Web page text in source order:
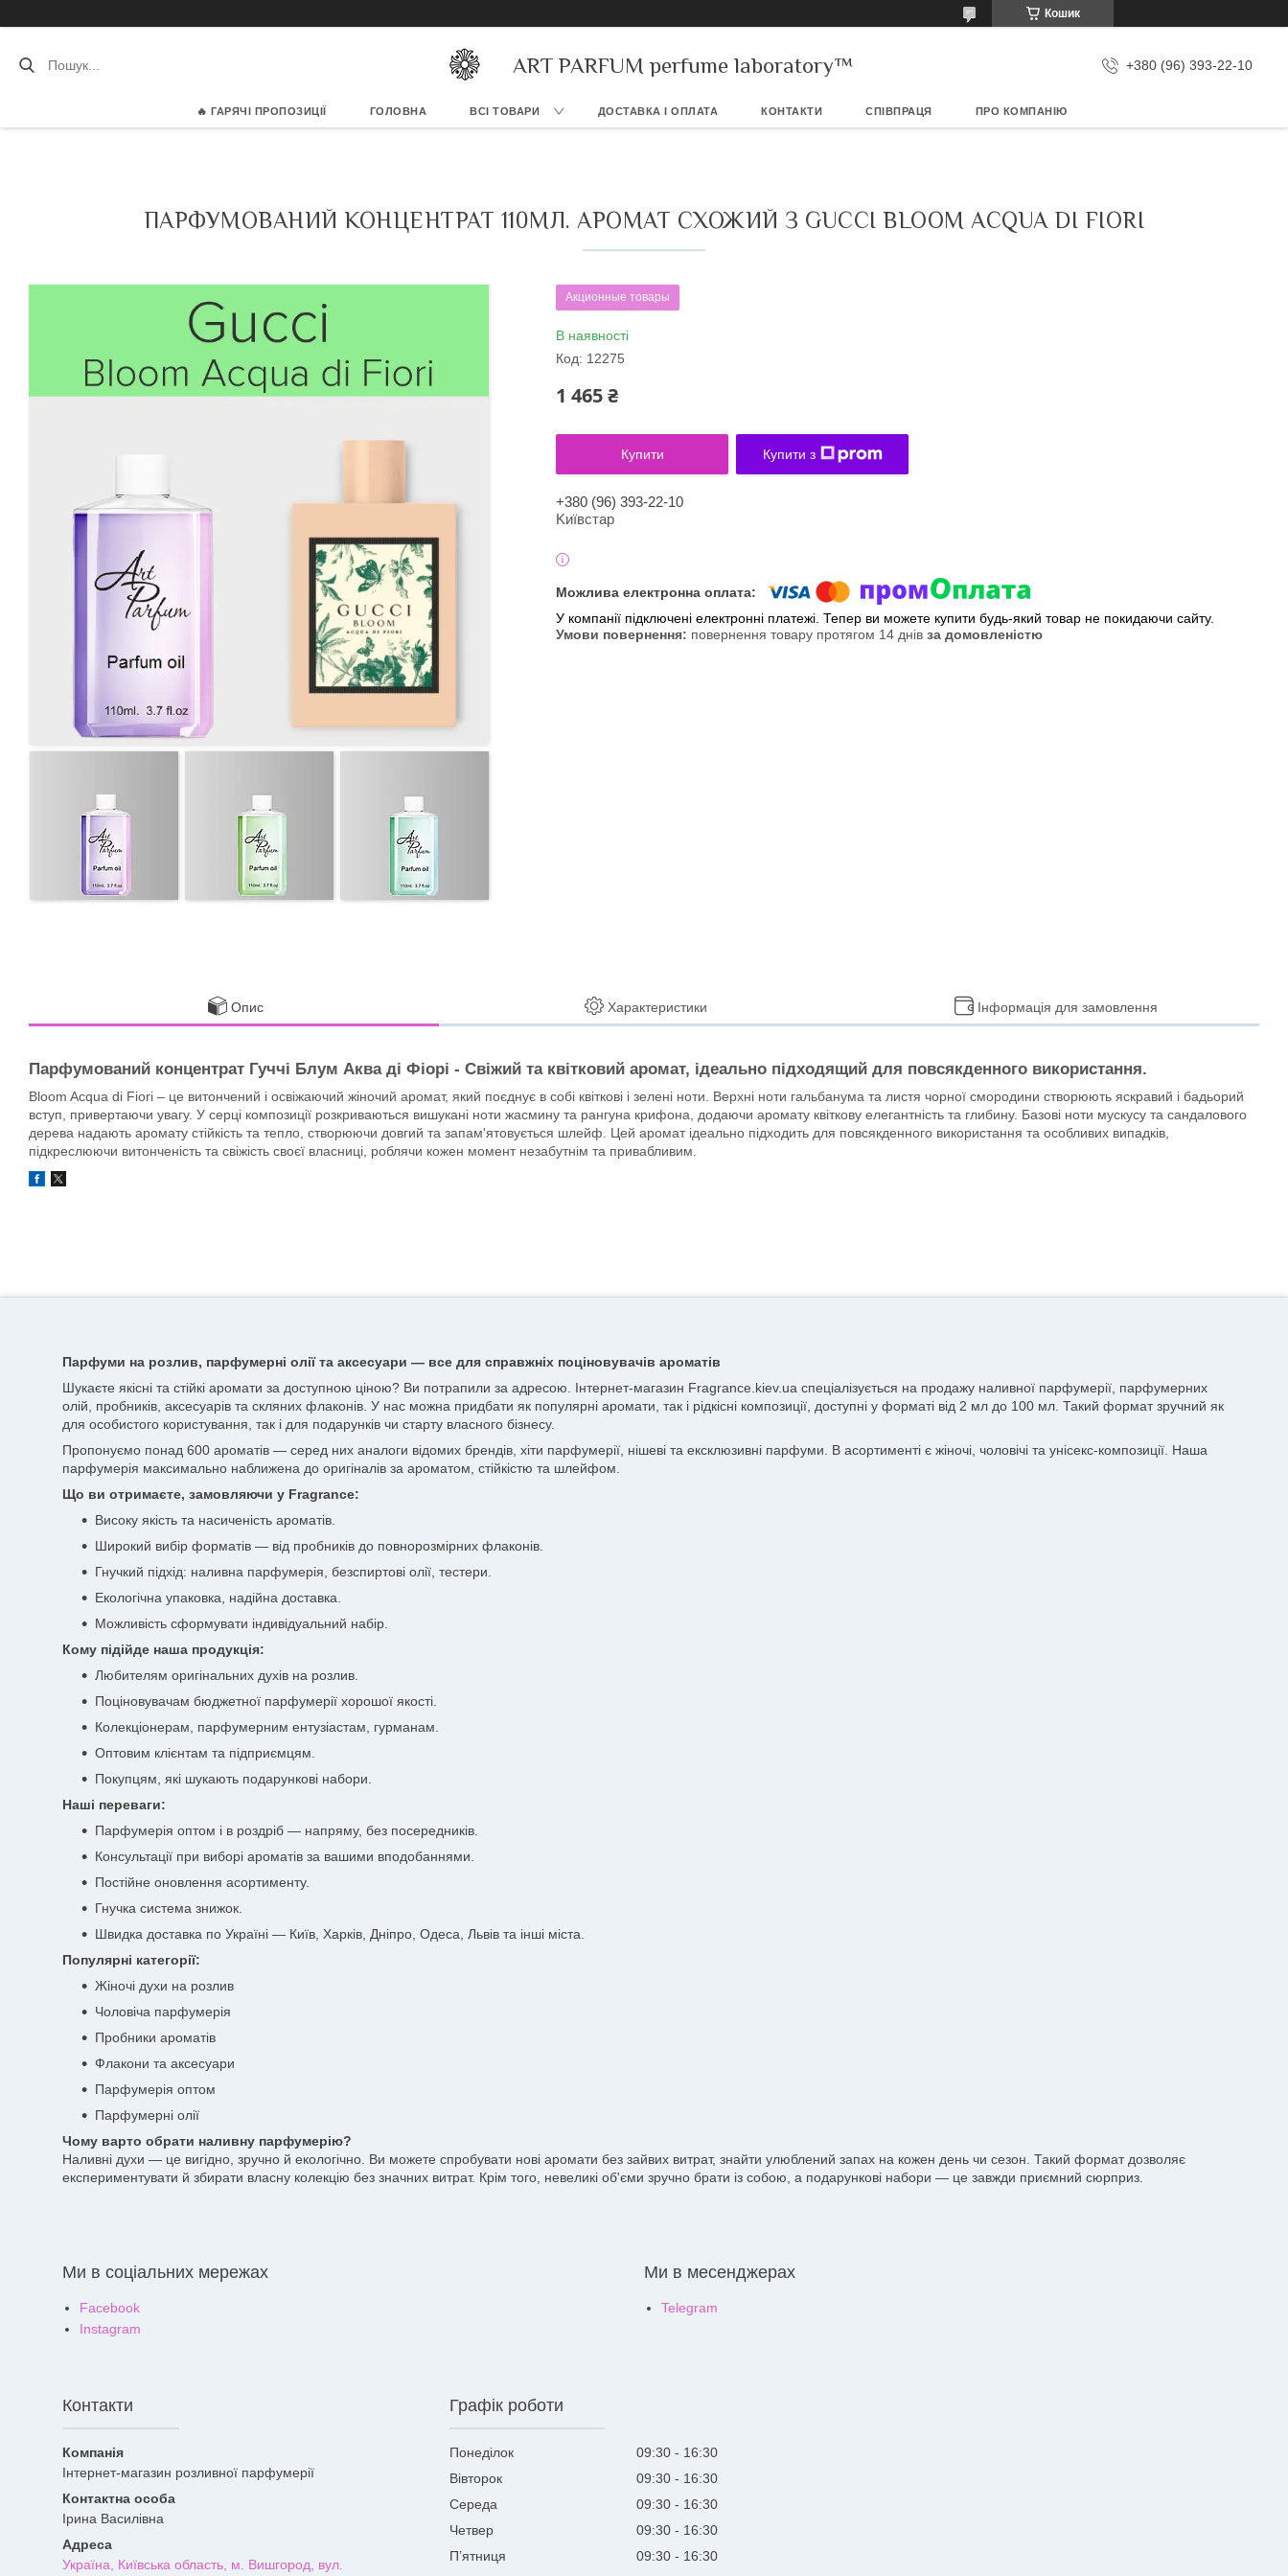
Кошик
ART PARFUM perfume laboratory™ +380 (96) 393-22-10
🔥 ГАРЯЧІ ПРОПОЗИЦІЇ ГОЛОВНА ВСІ ТОВАРИ ДОСТАВКА І ОПЛАТА КОНТАКТИ СПІВПРАЦЯ ПРО КОМПАНІЮ
ПАРФУМОВАНИЙ КОНЦЕНТРАТ 110МЛ. АРОМАТ СХОЖИЙ З GUCCI BLOOM ACQUA DI FIORI
Акционные товары
В наявності
Код: 12275
1 465 ₴
Купити Купити з
+380 (96) 393-22-10
Kиївcтaр
У компанії підключені електронні платежі. Тепер ви можете купити будь-який товар не покидаючи сайту.
повернення товару протягом 14 днів за домовленістю
Опис Характеристики Інформація для замовлення
Парфумований концентрат Гуччі Блум Аква ді Фіорі - Свіжий та квітковий аромат, ідеально підходящий для повсякденного використання.
Bloom Acqua di Fiori – це витончений і освіжаючий жіночий аромат, який поєднує в собі квіткові і зелені ноти. Верхні ноти гальбанума та листя чорної смородини створюють яскравий і бадьорий
вступ, привертаючи увагу. У серці композиції розкриваються вишукані ноти жасмину та рангуна крифона, додаючи аромату квіткову елегантність та глибину. Базові ноти мускусу та сандалового
дерева надають аромату стійкість та тепло, створюючи довгий та запам'ятовується шлейф. Цей аромат ідеально підходить для повсякденного використання та особливих випадків,
підкреслюючи витонченість та свіжість своєї власниці, роблячи кожен момент незабутнім та привабливим.
Парфуми на розлив, парфумерні олії та аксесуари — все для справжніх поціновувачів ароматів
Шукаєте якісні та стійкі аромати за доступною ціною? Ви потрапили за адресою. Інтернет-магазин Fragrance.kiev.ua спеціалізується на продажу наливної парфумерії, парфумерних
олій, пробників, аксесуарів та скляних флаконів. У нас можна придбати як популярні аромати, так і рідкісні композиції, доступні у форматі від 2 мл до 100 мл. Такий формат зручний як
для особистого користування, так і для подарунків чи старту власного бізнесу.
Пропонуємо понад 600 ароматів — серед них аналоги відомих брендів, хіти парфумерії, нішеві та ексклюзивні парфуми. В асортименті є жіночі, чоловічі та унісекс-композиції. Наша
парфумерія максимально наближена до оригіналів за ароматом, стійкістю та шлейфом.
Що ви отримаєте, замовляючи у Fragrance:
Високу якість та насиченість ароматів.
Широкий вибір форматів — від пробників до повнорозмірних флаконів.
Гнучкий підхід: наливна парфумерія, безспиртові олії, тестери.
Екологічна упаковка, надійна доставка.
Можливість сформувати індивідуальний набір.
Кому підійде наша продукція:
Любителям оригінальних духів на розлив.
Поціновувачам бюджетної парфумерії хорошої якості.
Колекціонерам, парфумерним ентузіастам, гурманам.
Оптовим клієнтам та підприємцям.
Покупцям, які шукають подарункові набори.
Наші переваги:
Парфумерія оптом і в роздріб — напряму, без посередників.
Консультації при виборі ароматів за вашими вподобаннями.
Постійне оновлення асортименту.
Гнучка система знижок.
Швидка доставка по Україні — Київ, Харків, Дніпро, Одеса, Львів та інші міста.
Популярні категорії:
Жіночі духи на розлив
Чоловіча парфумерія
Пробники ароматів
Флакони та аксесуари
Парфумерія оптом
Парфумерні олії
Чому варто обрати наливну парфумерію?
Наливні духи — це вигідно, зручно й екологічно. Ви можете спробувати нові аромати без зайвих витрат, знайти улюблений запах на кожен день чи сезон. Такий формат дозволяє
експериментувати й збирати власну колекцію без значних витрат. Крім того, невеликі об'єми зручно брати із собою, а подарункові набори — це завжди приємний сюрприз.
Ми в соціальних мережах
Facebook
Instagram
Ми в месенджерах
Telegram
Контакти
Інтернет-магазин розливної парфумерії
Ірина Василівна
Україна, Київська область, м. Вишгород, вул.
Графік роботи
Понеділок 09:30
16:30
Вівторок
09:30
16:30
Середа
09:30
16:30
Четвер
09:30
16:30
Пʼятниця
09:30
16:30